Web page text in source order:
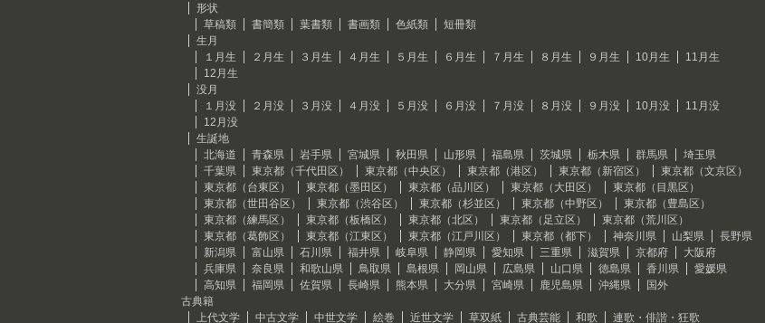
形状
草稿類
書簡類 葉書類 書画類 色紙類
短冊類
生月
１月生
２月生 ３月生 ４月生 ５月生 ６月生 ７月生 ８月生 ９月生 10月生
11月生
12月生
没月
１月没
２月没 ３月没 ４月没 ５月没 ６月没 ７月没 ８月没 ９月没 10月没
11月没
12月没
生誕地
北海道
青森県 岩手県 宮城県 秋田県 山形県 福島県 茨城県 栃木県 群馬県
埼玉県
千葉県
東京都（千代田区） 東京都（中央区） 東京都（港区） 東京都（新宿区）
東京都（文京区）
東京都（台東区）
東京都（墨田区） 東京都（品川区） 東京都（大田区）
東京都（目黒区）
東京都（世田谷区）
東京都（渋谷区） 東京都（杉並区） 東京都（中野区）
東京都（豊島区）
東京都（練馬区）
東京都（板橋区） 東京都（北区） 東京都（足立区）
東京都（荒川区）
東京都（葛飾区）
東京都（江東区） 東京都（江戸川区） 東京都（都下） 神奈川県 山梨県
長野県
新潟県
富山県 石川県 福井県 岐阜県 静岡県 愛知県 三重県 滋賀県 京都府
大阪府
兵庫県
奈良県 和歌山県 鳥取県 島根県 岡山県 広島県 山口県 徳島県 香川県
愛媛県
高知県
福岡県 佐賀県 長崎県 熊本県 大分県 宮崎県 鹿児島県 沖縄県
国外
古典籍
上代文学
中古文学 中世文学 絵巻 近世文学 草双紙 古典芸能 和歌 連歌・俳諧・狂歌